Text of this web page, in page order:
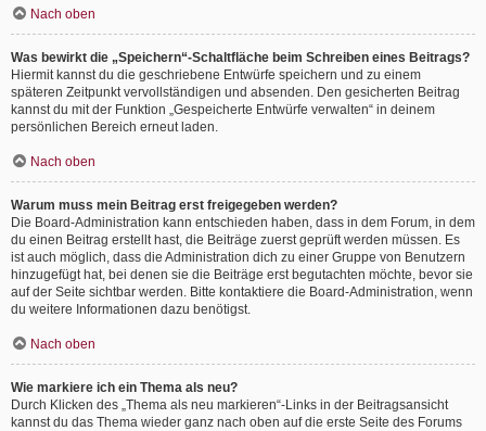
Nach oben
Was bewirkt die „Speichern“-Schaltfläche beim Schreiben eines Beitrags?
Hiermit kannst du die geschriebene Entwürfe speichern und zu einem
späteren Zeitpunkt vervollständigen und absenden. Den gesicherten Beitrag
kannst du mit der Funktion „Gespeicherte Entwürfe verwalten“ in deinem
persönlichen Bereich erneut laden.
Nach oben
Warum muss mein Beitrag erst freigegeben werden?
Die Board-Administration kann entschieden haben, dass in dem Forum, in dem
du einen Beitrag erstellt hast, die Beiträge zuerst geprüft werden müssen. Es
ist auch möglich, dass die Administration dich zu einer Gruppe von Benutzern
hinzugefügt hat, bei denen sie die Beiträge erst begutachten möchte, bevor sie
auf der Seite sichtbar werden. Bitte kontaktiere die Board-Administration, wenn
du weitere Informationen dazu benötigst.
Nach oben
Wie markiere ich ein Thema als neu?
Durch Klicken des „Thema als neu markieren“-Links in der Beitragsansicht
kannst du das Thema wieder ganz nach oben auf die erste Seite des Forums